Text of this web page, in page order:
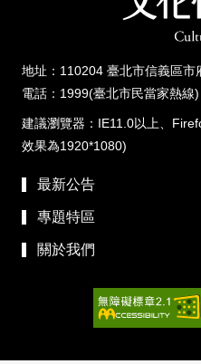
地址：110204 臺北市信義區市
電話：1999(臺北市民當家熱
建議瀏覽器：IE11.0以上、
效果為1920*1080)
最新公告
專題特區
關於我們